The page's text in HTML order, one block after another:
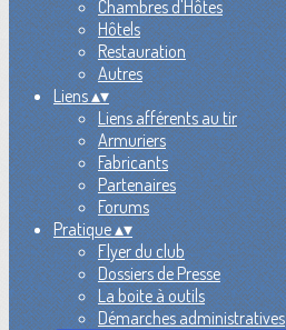
Chambres d'Hôtes
Hôtels
Restauration
Autres
Liens▴▾
Liens afférents au tir
Armuriers
Fabricants
Partenaires
Forums
Pratique▴▾
Flyer du club
Dossiers de Presse
La boite à outils
Démarches administratives